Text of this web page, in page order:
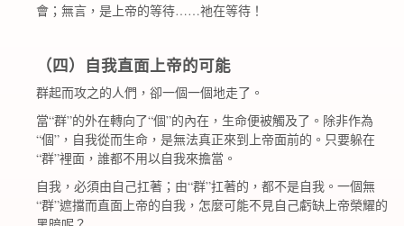
會；無言，是上帝的等待……祂在等待！
（四）自我直面上帝的可能
群起而攻之的人們，卻一個一個地走了。
當“群”的外在轉向了“個”的內在，生命便被觸及了。除非作為
“個” ，自我從而生命，是無法真正來到上帝面前的。只要躲在
“群”裡面，誰都不用以自我來擔當。
自我，必須由自己扛著；由“群”扛著的，都不是自我。一個無
“群”遮擋而直面上帝的自我，怎麼可能不見自己虧缺上帝榮耀的